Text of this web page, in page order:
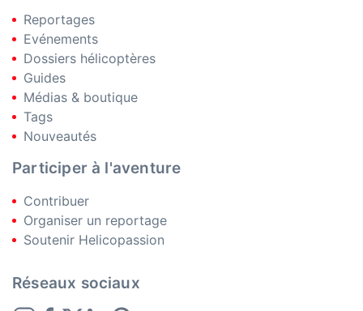
Reportages
Evénements
Dossiers hélicoptères
Guides
Médias & boutique
Tags
Nouveautés
Participer à l'aventure
Contribuer
Organiser un reportage
Soutenir Helicopassion
Réseaux sociaux